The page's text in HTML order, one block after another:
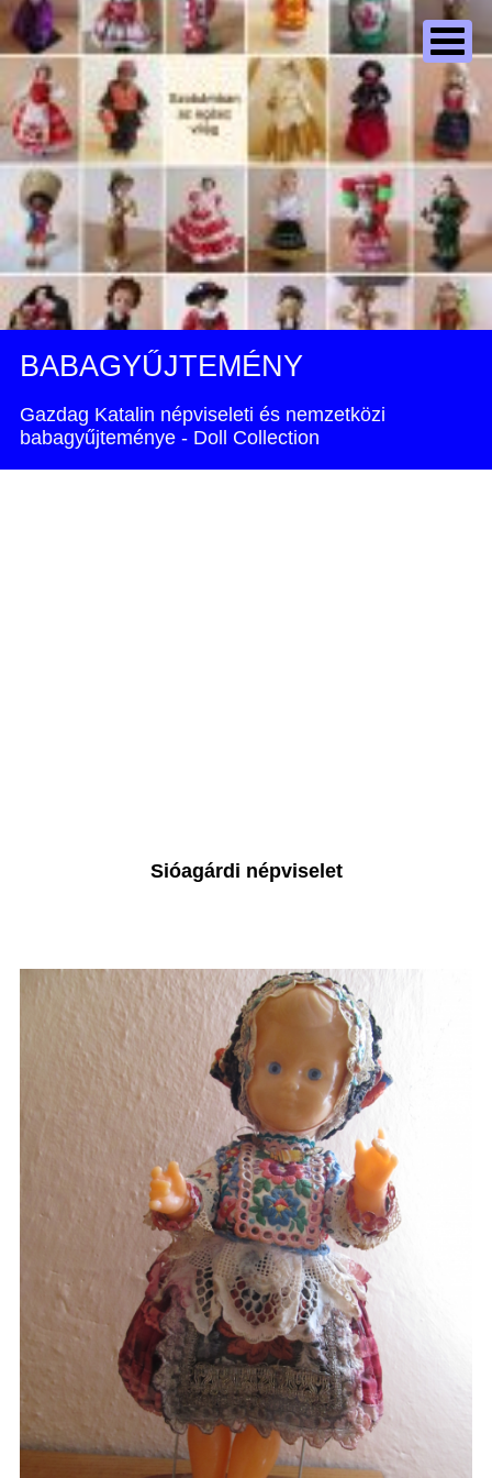
BABAGYŰJTEMÉNY
Gazdag Katalin népviseleti és nemzetközi
babagyűjteménye - Doll Collection
Sióagárdi népviselet